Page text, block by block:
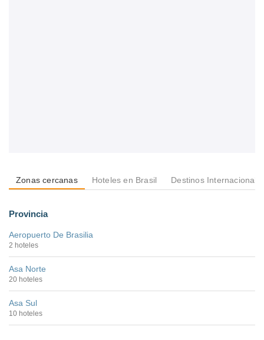
Zonas cercanas Hoteles en Brasil Destinos
Provincia
Aeropuerto De Brasilia
2 hoteles
Asa Norte
20 hoteles
Asa Sul
10 hoteles